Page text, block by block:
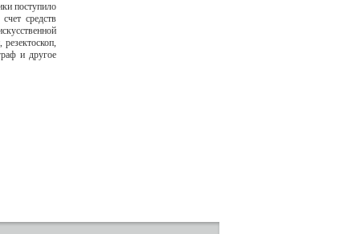
поступило
средств
и другое